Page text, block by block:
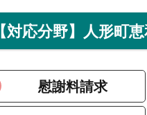
【対応分野】人形町
慰謝料請求